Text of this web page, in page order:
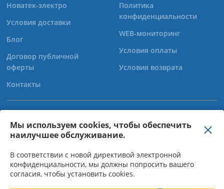
Мы используем cookies, чтобы обеспечить
наилучшее обслуживание.
В соответствии с новой директивой электронной
конфиденциальности, мы должны попросить вашего
согласия, чтобы установить cookies.
Новатек-электро
Условия доставки
Блог
Договор публичной
оферты
Контакты
Политика
конфиденциальности
WEB-мониторинг
Условия оплаты
Условия возврата
+38 (067) 565-37-68
+38 (050) 359-39-11